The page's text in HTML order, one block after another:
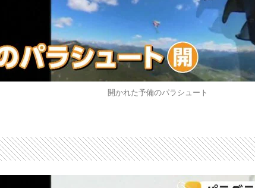
開かれた予備のパラシュート